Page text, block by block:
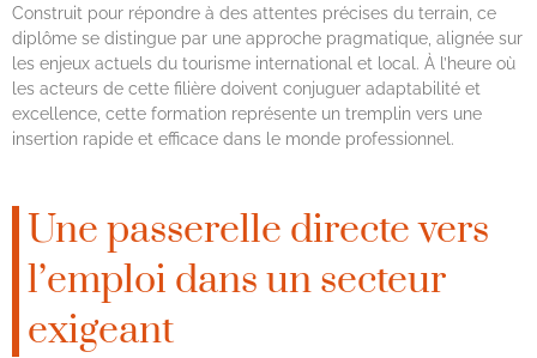
Construit pour répondre à des attentes précises du terrain, ce
diplôme se distingue par une approche pragmatique, alignée sur
les enjeux actuels du tourisme international et local. À l’heure où
les acteurs de cette filière doivent conjuguer adaptabilité et
excellence, cette formation représente un tremplin vers une
insertion rapide et efficace dans le monde professionnel.
Une passerelle directe vers
l’emploi dans un secteur
exigeant